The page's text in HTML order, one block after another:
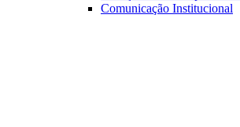
Comunicação Institucional